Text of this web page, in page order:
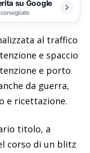
su Google
al traffico
e spaccio
e porto
da guerra,
e ricettazione.
titolo, a
corso di un blitz